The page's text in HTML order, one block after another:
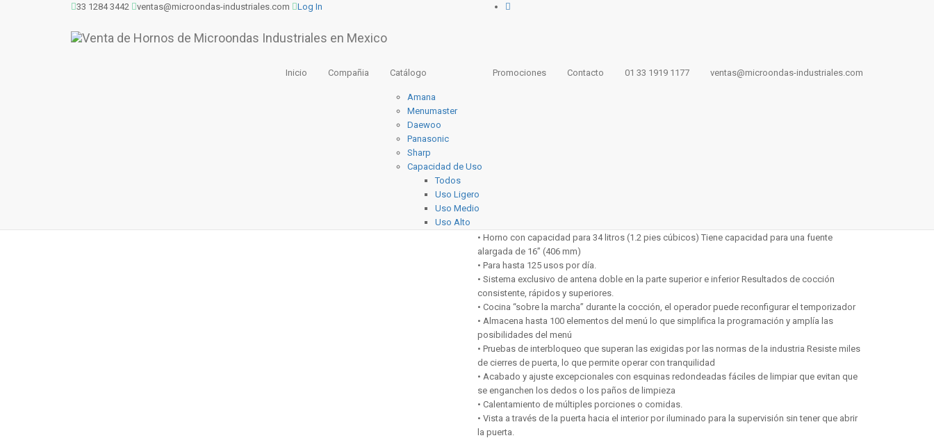
33 1284 3442 ventas@microondas-industriales.com Log In
Inicio Compañia Catálogo
Amana
Menumaster
Daewoo
Panasonic
Sharp
Capacidad de Uso
Todos
Uso Ligero
Uso Medio
Uso Alto
Promociones Contacto 01 33 1919 1177 ventas@microondas-industriales.com
Horno de Microondas Menumaster MFS12TS
Horno de Microondas
• 1200 vatios de potencia de cocción que brindan excelente calidad de los alimentos, con
mayor rendimiento
• Horno con capacidad para 34 litros (1.2 pies cúbicos) Tiene capacidad para una fuente
alargada de 16” (406 mm)
• Para hasta 125 usos por día.
• Sistema exclusivo de antena doble en la parte superior e inferior Resultados de cocción
consistente, rápidos y superiores.
• Cocina “sobre la marcha” durante la cocción, el operador puede reconfigurar el temporizador
• Almacena hasta 100 elementos del menú lo que simplifica la programación y amplía las
posibilidades del menú
• Pruebas de interbloqueo que superan las exigidas por las normas de la industria Resiste miles
de cierres de puerta, lo que permite operar con tranquilidad
• Acabado y ajuste excepcionales con esquinas redondeadas fáciles de limpiar que evitan que
se enganchen los dedos o los paños de limpieza
• Calentamiento de múltiples porciones o comidas.
• Vista a través de la puerta hacia el interior por iluminado para la supervisión sin tener que abrir
la puerta.